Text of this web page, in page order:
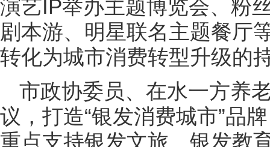
演艺IP举办主题博览会、粉
剧本游、明星联名主题餐厅
转化为城市消费转型升级的
市政协委员、在水一方养
议，打造“银发消费城市”品
重点支持银发文旅、银发教